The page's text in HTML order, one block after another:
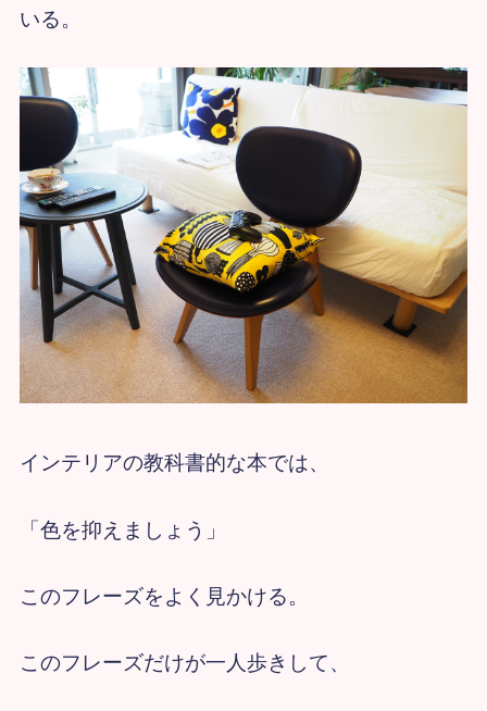
いる。
インテリアの教科書的な本では、
「色を抑えましょう」
このフレーズをよく見かける。
このフレーズだけが一人歩きして、